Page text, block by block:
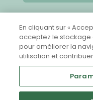
En cliquant sur «
acceptez le
pour améliorer la
utilisation et